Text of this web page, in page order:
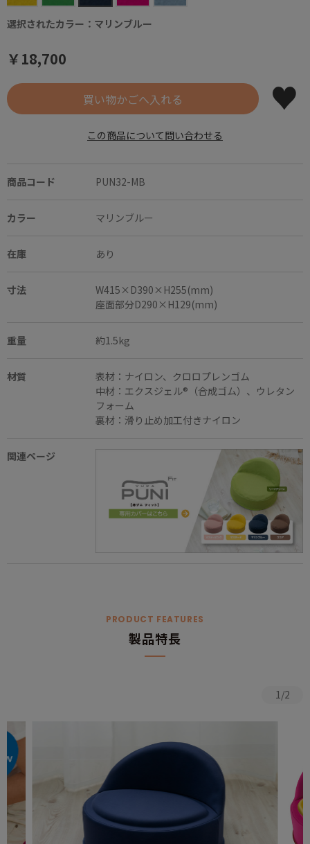
￥18,700
商品コード PUN32-MB
カラー マリンブルー
在庫 あり
寸法
W415×D390×H255(mm)
座面部分D290×H129(mm)
重量 約1.5kg
材質
表材：ナイロン、クロロプレンゴム
中材：エクスジェル®（合成ゴム）、ウレタン
フォーム
裏材：滑り止め加工付きナイロン
関連ページ
選択されたカラー：マリンブルー
この商品について問い合わせる
PRODUCT FEATURES
製品特長
1/2